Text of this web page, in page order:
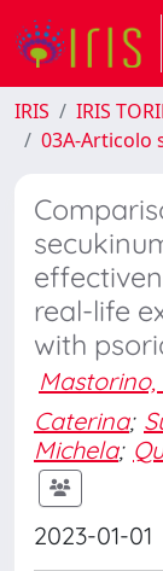
IRIS IRIS
03A-Articolo
real-life
with
Mastorino,
Caterina;
Michela;
2023-01-01